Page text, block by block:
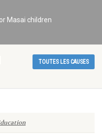
Masai children
TOUTES LES CAUSES